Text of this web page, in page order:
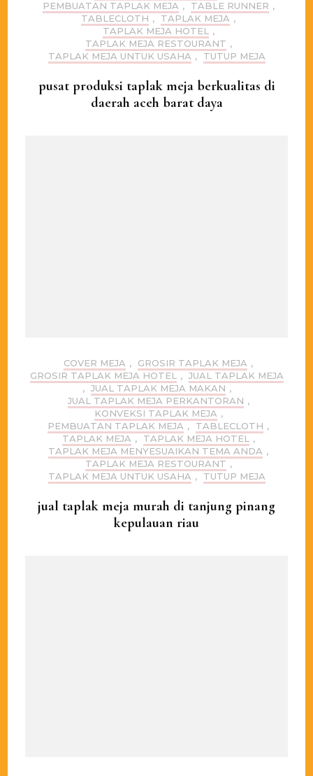
PEMBUATAN TAPLAK MEJA , TABLE RUNNER ,
TABLECLOTH , TAPLAK MEJA ,
TAPLAK MEJA HOTEL ,
TAPLAK MEJA RESTOURANT ,
TAPLAK MEJA UNTUK USAHA , TUTUP MEJA
pusat produksi taplak meja berkualitas di
daerah aceh barat daya
COVER MEJA , GROSIR TAPLAK MEJA ,
GROSIR TAPLAK MEJA HOTEL
, JUAL TAPLAK MEJA
, JUAL TAPLAK MEJA MAKAN ,
JUAL TAPLAK MEJA PERKANTORAN ,
KONVEKSI TAPLAK MEJA ,
PEMBUATAN TAPLAK MEJA , TABLECLOTH ,
TAPLAK MEJA , TAPLAK MEJA HOTEL
,
TAPLAK MEJA MENYESUAIKAN TEMA ANDA ,
TAPLAK MEJA RESTOURANT ,
TAPLAK MEJA UNTUK USAHA , TUTUP MEJA
jual taplak meja murah di tanjung pinang
kepulauan riau